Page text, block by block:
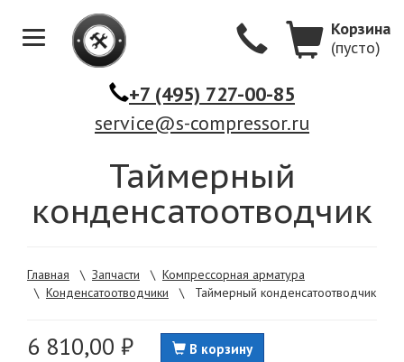
Меню
Корзина
(пусто)
+7 (495) 727-00-85
service@s-compressor.ru
Таймерный
конденсатоотводчик
Главная \ Запчасти \ Компрессорная арматура
\ Конденсатоотводчики \ Таймерный конденсатоотводчик
6 810,00 ₽ В корзину